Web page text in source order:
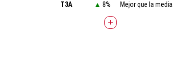
T3A
▲ 8% Mejor que la media
+